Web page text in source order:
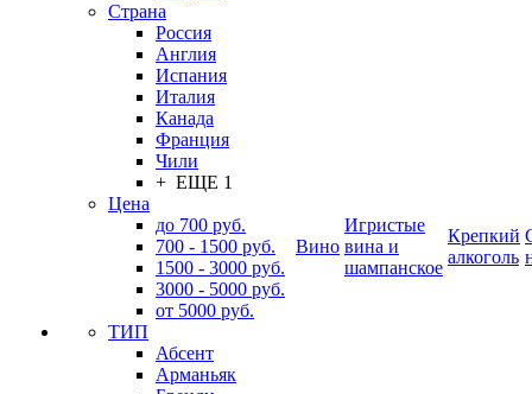
Страна
Россия
Англия
Испания
Италия
Канада
Франция
Чили
+ ЕЩЕ 1
Цена
до 700 руб.
700 - 1500 руб.
1500 - 3000 руб.
3000 - 5000 руб.
от 5000 руб.
ТИП
Абсент
Арманьяк
Вино
Игристые
вина и
шампанское
Крепкий
алкоголь